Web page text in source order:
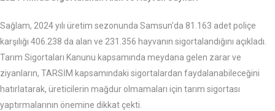
Sağlam, 2024 yılı üretim sezonunda Samsun'da 81.163 adet poliçe
karşılığı 406.238 da alan ve 231.356 hayvanın sigortalandığını açıkladı.
Tarım Sigortaları Kanunu kapsamında meydana gelen zarar ve
ziyanların, TARSİM kapsamındaki sigortalardan faydalanabileceğini
hatırlatarak, üreticilerin mağdur olmamaları için tarım sigortası
yaptırmalarının önemine dikkat çekti.